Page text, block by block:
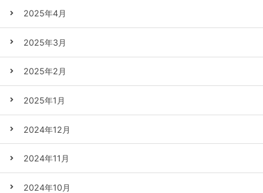
2025年4月
2025年3月
2025年2月
2025年1月
2024年12月
2024年11月
2024年10月